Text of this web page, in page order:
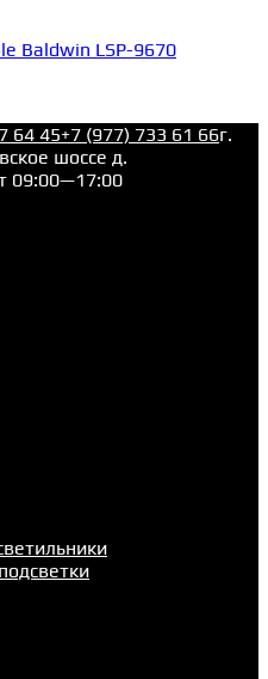
Baldwin LSP-9670
64 45+7 (977) 733 61 66г.
шоссе д.
09:00—17:00